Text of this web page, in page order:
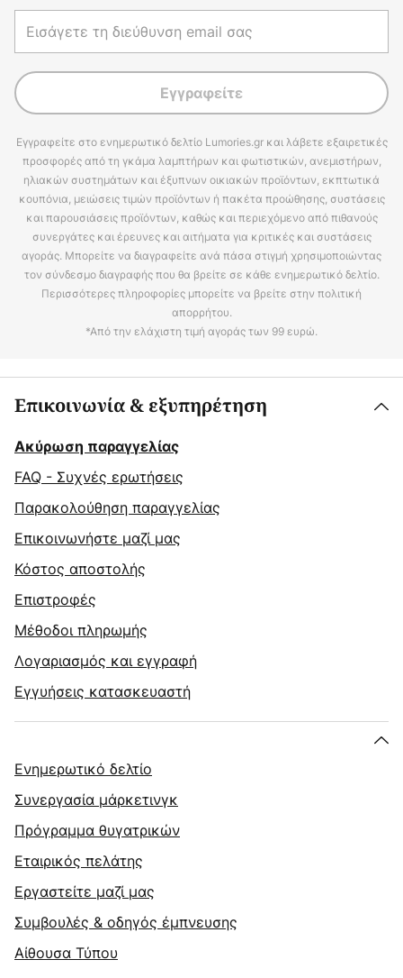
Εγγραφείτε
Εγγραφείτε στο ενημερωτικό δελτίο Lumories.gr και λάβετε εξαιρετικές
προσφορές από τη γκάμα λαμπτήρων και φωτιστικών, ανεμιστήρων,
ηλιακών συστημάτων και έξυπνων οικιακών προϊόντων, εκπτωτικά
κουπόνια, μειώσεις τιμών προϊόντων ή πακέτα προώθησης, συστάσεις
και παρουσιάσεις προϊόντων, καθώς και περιεχόμενο από πιθανούς
συνεργάτες και έρευνες και αιτήματα για κριτικές και συστάσεις
αγοράς. Μπορείτε να διαγραφείτε ανά πάσα στιγμή χρησιμοποιώντας
τον σύνδεσμο διαγραφής που θα βρείτε σε κάθε ενημερωτικό δελτίο.
Περισσότερες πληροφορίες μπορείτε να βρείτε στην πολιτική
απορρήτου.
*Από την ελάχιστη τιμή αγοράς των 99 ευρώ.
Επικοινωνία & εξυπηρέτηση
Ακύρωση παραγγελίας
FAQ - Συχνές ερωτήσεις
Παρακολούθηση παραγγελίας
Επικοινωνήστε μαζί μας
Κόστος αποστολής
Επιστροφές
Μέθοδοι πληρωμής
Λογαριασμός και εγγραφή
Εγγυήσεις κατασκευαστή
Ενημερωτικό δελτίο
Συνεργασία μάρκετινγκ
Πρόγραμμα θυγατρικών
Εταιρικός πελάτης
Εργαστείτε μαζί μας
Συμβουλές & οδηγός έμπνευσης
Αίθουσα Τύπου